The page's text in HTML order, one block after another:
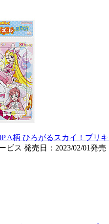
A柄 ひろがるスカイ！プリ
ビス 発売日：2023/02/01発売